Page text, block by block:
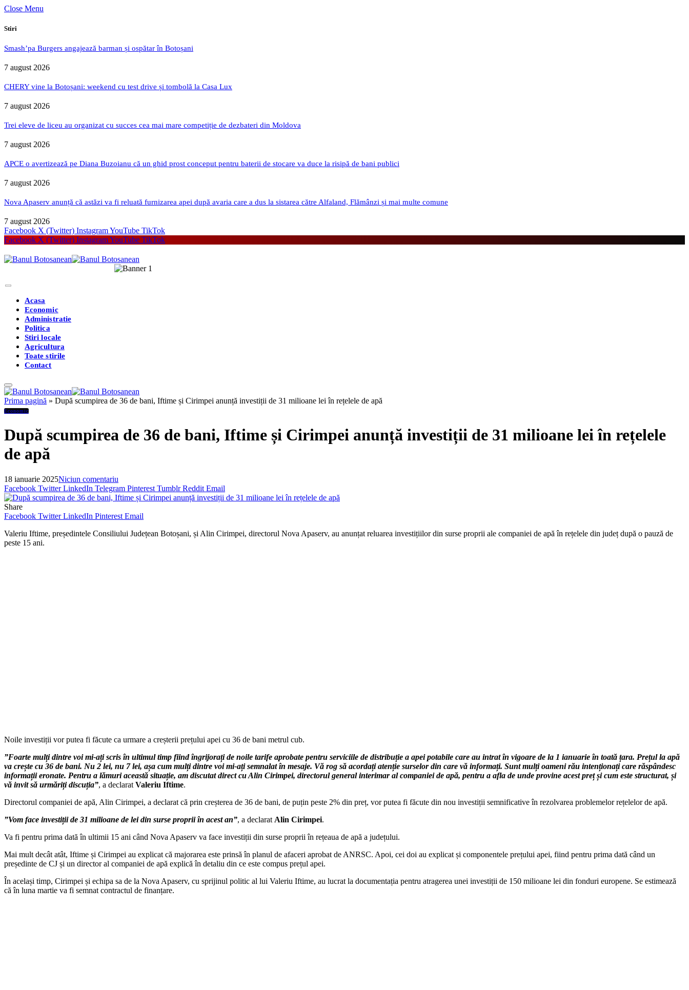
Close Menu
Stiri
Smash’pa Burgers angajează barman și ospătar în Botoșani
7 august 2026
CHERY vine la Botoșani: weekend cu test drive și tombolă la Casa Lux
7 august 2026
Trei eleve de liceu au organizat cu succes cea mai mare competiție de dezbateri din Moldova
7 august 2026
APCE o avertizează pe Diana Buzoianu că un ghid prost conceput pentru baterii de stocare va duce la risipă de bani publici
7 august 2026
Nova Apaserv anunță că astăzi va fi reluată furnizarea apei după avaria care a dus la sistarea către Alfaland, Flămânzi și mai multe comune
7 august 2026
Facebook X (Twitter) InstagramYouTube TikTok
Facebook X (Twitter) InstagramYouTube TikTok
Acasa
Economic
Administratie
Politica
Stiri locale
Agricultura
Toate stirile
Contact
Prima pagină » După scumpirea de 36 de bani, Iftime și Cirimpei anunță investiții de 31 milioane lei în rețelele de apă
Economic
După scumpirea de 36 de bani, Iftime și Cirimpei anunță investiții de 31 milioane lei în rețelele
de apă
18 ianuarie 2025Niciun comentariu
Facebook Twitter LinkedIn Telegram Pinterest Tumblr Reddit Email
Share
Facebook Twitter LinkedIn Pinterest Email
Valeriu Iftime, președintele Consiliului Județean Botoșani, și Alin Cirimpei, directorul Nova Apaserv, au anunțat reluarea investițiilor din surse proprii ale companiei de apă în rețelele din județ după o pauză de
peste 15 ani.
Noile investiții vor putea fi făcute ca urmare a creșterii prețului apei cu 36 de bani metrul cub.
”Foarte mulți dintre voi mi-ați scris în ultimul timp fiind îngrijorați de noile tarife aprobate pentru serviciile de distribuție a apei potabile care au intrat în vigoare de la 1 ianuarie în toată țara. Prețul la apă
va crește cu 36 de bani. Nu 2 lei, nu 7 lei, așa cum mulți dintre voi mi-ați semnalat în mesaje. Vă rog să acordați atenție surselor din care vă informați. Sunt mulți oameni rău intenționați care răspândesc
informații eronate. Pentru a lămuri această situație, am discutat direct cu Alin Cirimpei, directorul general interimar al companiei de apă, pentru a afla de unde provine acest preț și cum este structurat, și
vă invit să urmăriți discuția”, a declarat Valeriu Iftime.
Directorul companiei de apă, Alin Cirimpei, a declarat că prin creșterea de 36 de bani, de puțin peste 2% din preț, vor putea fi făcute din nou investiții semnificative în rezolvarea problemelor rețelelor de apă.
”Vom face investiții de 31 milioane de lei din surse proprii în acest an”, a declarat Alin Cirimpei.
Va fi pentru prima dată în ultimii 15 ani când Nova Apaserv va face investiții din surse proprii în rețeaua de apă a județului.
Mai mult decât atât, Iftime și Cirimpei au explicat că majorarea este prinsă în planul de afaceri aprobat de ANRSC. Apoi, cei doi au explicat și componentele prețului apei, fiind pentru prima dată când un
președinte de CJ și un director al companiei de apă explică în detaliu din ce este compus prețul apei.
În același timp, Cirimpei și echipa sa de la Nova Apaserv, cu sprijinul politic al lui Valeriu Iftime, au lucrat la documentația pentru atragerea unei investiții de 150 milioane lei din fonduri europene. Se estimează
că în luna martie va fi semnat contractul de finanțare.